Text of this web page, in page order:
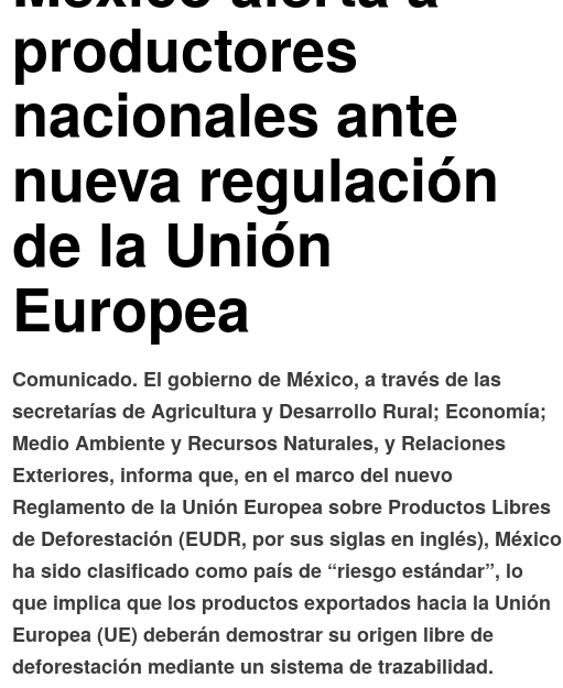
productores
nacionales ante
nueva regulación
de la Unión
Europea
Comunicado. El gobierno de México, a través de las
secretarías de Agricultura y Desarrollo Rural; Economía;
Medio Ambiente y Recursos Naturales, y Relaciones
Exteriores, informa que, en el marco del nuevo
Reglamento de la Unión Europea sobre Productos Libres
de Deforestación (EUDR, por sus siglas en inglés), México
ha sido clasificado como país de “riesgo estándar”, lo
que implica que los productos exportados hacia la Unión
Europea (UE) deberán demostrar su origen libre de
deforestación mediante un sistema de trazabilidad.